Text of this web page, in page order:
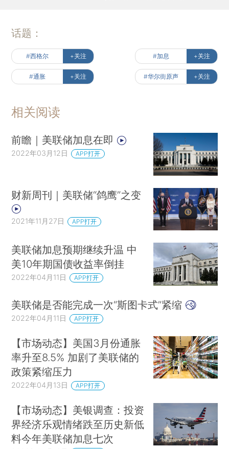
话题：
#西格尔 +关注 #加息 +关注
#通胀 +关注 #华尔街原声 +关注
相关阅读
前瞻｜美联储加息在即
2022年03月12日 APP打开
财新周刊｜美联储“鸽鹰”之变
2021年11月27日 APP打开
美联储加息预期继续升温 中
美10年期国债收益率倒挂
2022年04月11日 APP打开
美联储是否能完成一次“斯图卡式”紧缩
2022年04月11日 APP打开
【市场动态】美国3月份通胀
率升至8.5% 加剧了美联储的
政策紧缩压力
2022年04月13日 APP打开
【市场动态】美银调查：投资
界经济乐观情绪跌至历史新低
料今年美联储加息七次